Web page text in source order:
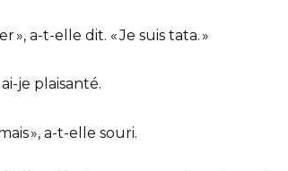
», a-t-elle dit. « Je suis tata. »
je plaisanté.
», a-t-elle souri.